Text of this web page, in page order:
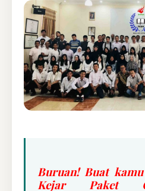
Buruan! Buat
Kejar Paket